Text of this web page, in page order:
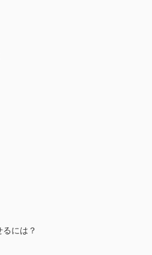
には？